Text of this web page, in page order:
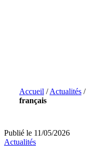
Accueil /Actualités /
français
Publié le 11/05/2026
Actualités